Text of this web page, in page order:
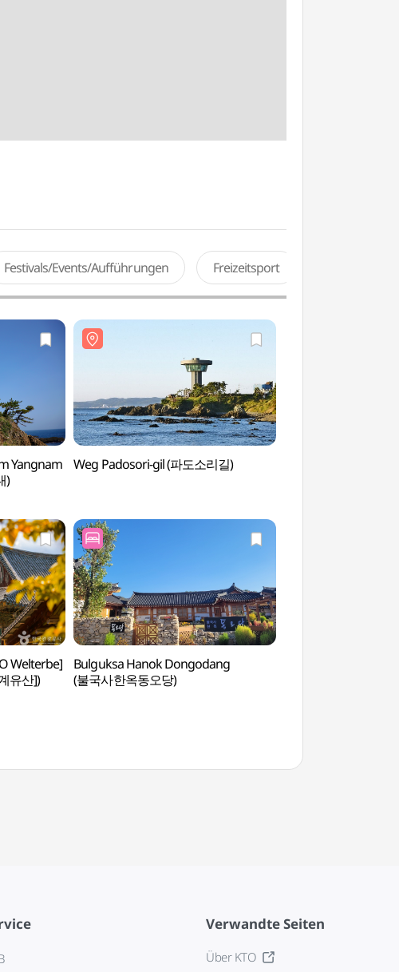
Festivals/Events/Aufführungen Freizeitsport
Yangnam
)
Weg Padosori-gil (파도소리길)
Welterbe]
유산])
Bulguksa Hanok Dongodang
(불국사한옥동오당)
Verwandte Seiten
Über KTO